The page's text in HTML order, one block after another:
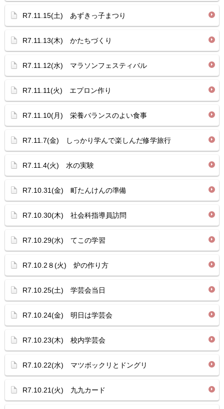
R7.11.15(土) あずきっ子まつり
R7.11.13(木) かたちづくり
R7.11.12(水) マラソンフェスティバル
R7.11.11(火) エプロン作り
R7.11.10(月) 栄養バランスのよい食事
R7.11.7(金) しっかり学んで楽しんだ修学旅行
R7.11.4(火) 水の実験
R7.10.31(金) 町たんけんの準備
R7.10.30(木) 社会科指導員訪問
R7.10.29(水) てこの学習
R7.10.2８(火) 炉の作り方
R7.10.25(土) 学芸会当日
R7.10.24(金) 明日は学芸会
R7.10.23(木) 校内学芸会
R7.10.22(水) マツボックリとドングリ
R7.10.21(火) 九九カード